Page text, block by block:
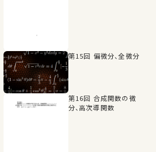
第15回 偏微分、全微分
第16回 合成関数の微
分、高次導関数